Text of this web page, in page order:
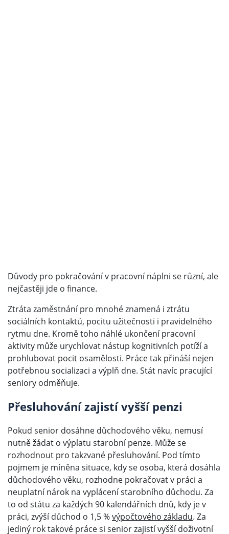
Důvody pro pokračování v pracovní náplni se různí, ale
nejčastěji jde o finance.
Ztráta zaměstnání pro mnohé znamená i ztrátu
sociálních kontaktů, pocitu užitečnosti i pravidelného
rytmu dne. Kromě toho náhlé ukončení pracovní
aktivity může urychlovat nástup kognitivních potíží a
prohlubovat pocit osamělosti. Práce tak přináší nejen
potřebnou socializaci a výplň dne. Stát navíc pracující
seniory odměňuje.
Přesluhování zajistí vyšší penzi
Pokud senior dosáhne důchodového věku, nemusí
nutně žádat o výplatu starobní penze. Může se
rozhodnout pro takzvané přesluhování. Pod tímto
pojmem je míněna situace, kdy se osoba, která dosáhla
důchodového věku, rozhodne pokračovat v práci a
neuplatní nárok na vyplácení starobního důchodu. Za
to od státu za každých 90 kalendářních dnů, kdy je v
práci, zvýší důchod o 1,5 %výpočtového základu. Za
jediný rok takové práce si senior zajistí vyšší doživotní